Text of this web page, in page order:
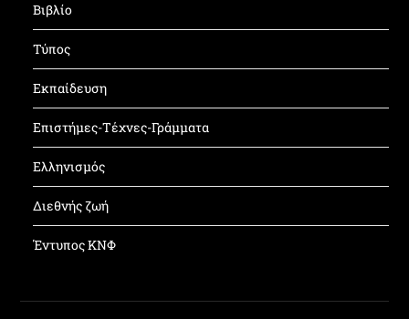
Βιβλίο
Τύπος
Εκπαίδευση
Επιστήμες-Τέχνες-Γράμματα
Ελληνισμός
Διεθνής ζωή
Έντυπος ΚΝΦ